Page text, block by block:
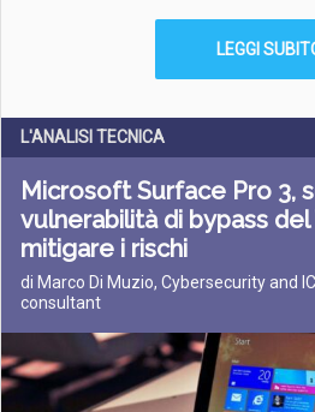
LEGGI
L'ANALISI TECNICA
Microsoft Surface Pro 3,
vulnerabilità di bypass
mitigare i rischi
di Marco Di Muzio, Cybersecurity and
consultant